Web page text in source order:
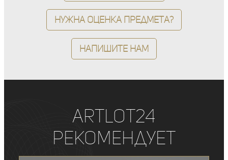
Нужна оценка предмета?
Напишите нам
ArtLot24
рекомендует